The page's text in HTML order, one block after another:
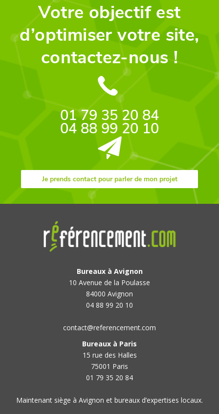
Votre objectif est
d’optimiser votre site,
contactez-nous !
01 79 35 20 84
04 88 99 20 10
Je prends contact pour parler de mon projet
Bureaux à Avignon
10 Avenue de la Poulasse
84000 Avignon
04 88 99 20 10
contact@referencement.com
Bureaux à Paris
15 rue des Halles
75001 Paris
01 79 35 20 84
Maintenant siège à Avignon et bureaux d’expertises locaux.